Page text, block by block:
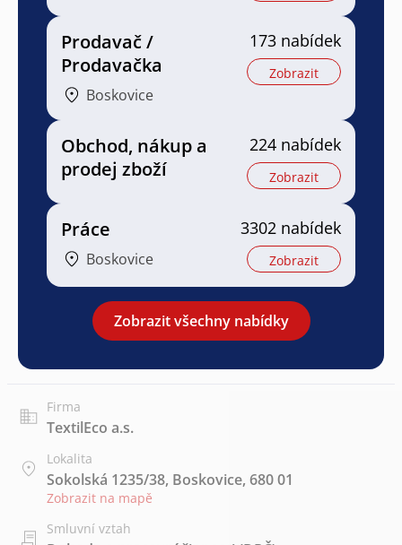
Prodavač /
Prodavačka
Boskovice
173 nabídek
Zobrazit
Obchod, nákup a
prodej zboží
224 nabídek
Zobrazit
Práce
Boskovice
3302 nabídek
Zobrazit
Zobrazit všechny nabídky
Firma
TextilEco a.s.
Lokalita
Sokolská 1235/38, Boskovice, 680 01
Zobrazit na mapě
Smluvní vztah